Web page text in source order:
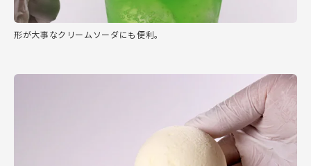
形が大事なクリームソーダにも便利。